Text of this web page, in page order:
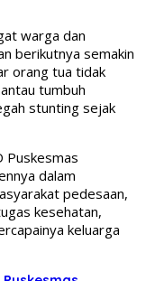
warga dan
berikutnya semakin
orang tua tidak
tumbuh
stunting sejak
Puskesmas
dalam
pedesaan,
kesehatan,
keluarga